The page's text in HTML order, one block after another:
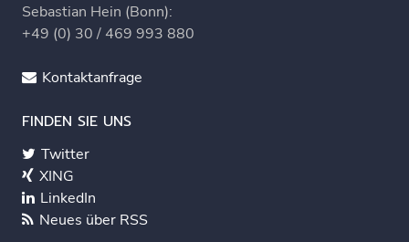
Sebastian Hein (Bonn):
+49 (0) 30 / 469 993 880
Kontaktanfrage
FINDEN SIE UNS
Twitter
XING
LinkedIn
Neues über RSS